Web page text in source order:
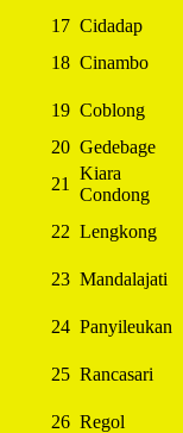
17 Cidadap
18 Cinambo
19 Coblong
20 Gedebage
21
Kiara
Condong
22 Lengkong
23 Mandalajati
24 Panyileukan
25 Rancasari
26 Regol